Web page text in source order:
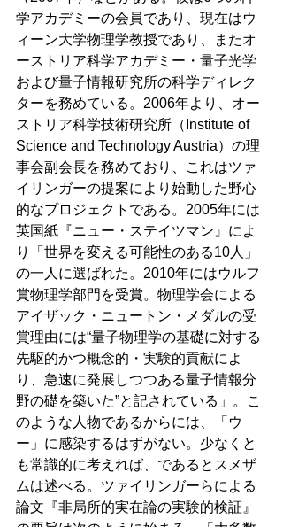
学アカデミーの会員であり、現在はウ
ィーン大学物理学教授であり、またオ
ーストリア科学アカデミー・量子光学
および量子情報研究所の科学ディレク
ターを務めている。2006年より、オー
ストリア科学技術研究所（Institute of
Science and Technology Austria）の理
事会副会長を務めており、これはツァ
イリンガーの提案により始動した野心
的なプロジェクトである。2005年には
英国紙『ニュー・ステイツマン』によ
り「世界を変える可能性のある10人」
の一人に選ばれた。2010年にはウルフ
賞物理学部門を受賞。物理学会による
アイザック・ニュートン・メダルの受
賞理由には“量子物理学の基礎に対する
先駆的かつ概念的・実験的貢献によ
り、急速に発展しつつある量子情報分
野の礎を築いた”と記されている」。こ
のような人物であるからには、「ウ
ー」に感染するはずがない。少なくと
も常識的に考えれば、であるとスメザ
ムは述べる。ツァイリンガーらによる
論文『非局所的実在論の実験的検証』